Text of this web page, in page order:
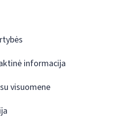
informacija
visuomene